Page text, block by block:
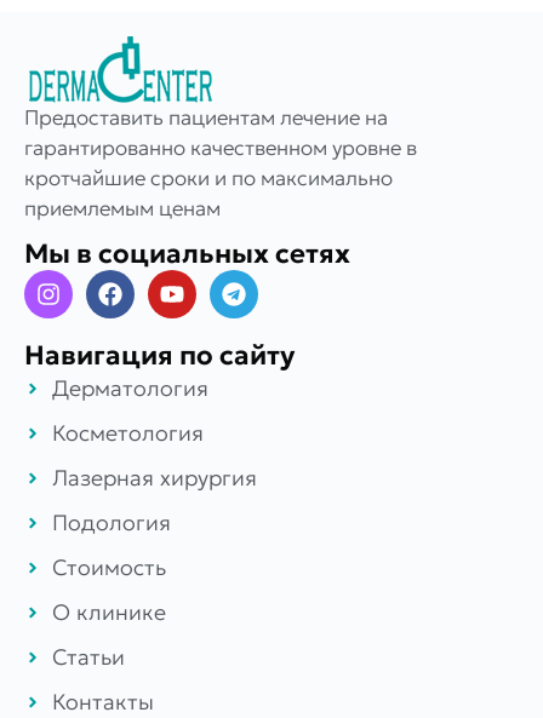
Предоставить пациентам лечение на
гарантированно качественном уровне в
кротчайшие сроки и по максимально
приемлемым ценам
Мы в социальных сетях
Навигация по сайту
Дерматология
Косметология
Лазерная хирургия
Подология
Стоимость
О клинике
Статьи
Контакты